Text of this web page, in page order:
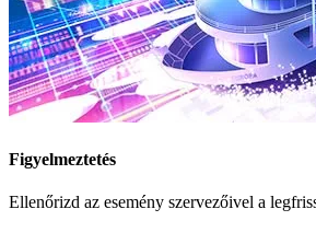
Figyelmeztetés
Ellenőrizd az esemény szervezőivel a